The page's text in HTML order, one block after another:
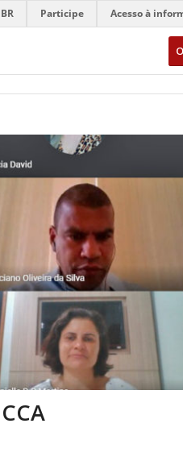
Participe Acesso à